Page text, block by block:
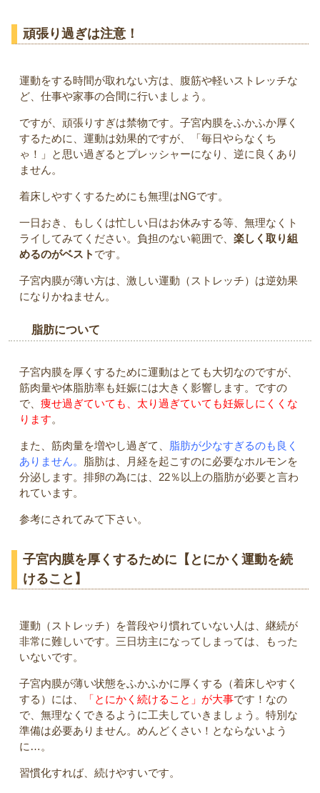
頑張り過ぎは注意！
運動をする時間が取れない方は、腹筋や軽いストレッチな
ど、仕事や家事の合間に行いましょう。
ですが、頑張りすぎは禁物です。子宮内膜をふかふか厚く
するために、運動は効果的ですが、「毎日やらなくち
ゃ！」と思い過ぎるとプレッシャーになり、逆に良くあり
ません。
着床しやすくするためにも無理はNGです。
一日おき、もしくは忙しい日はお休みする等、無理なくト
ライしてみてください。負担のない範囲で、 楽しく取り組
めるのがベスト です。
子宮内膜が薄い方は、激しい運動（ストレッチ）は逆効果
になりかねません。
脂肪について
子宮内膜を厚くするために運動はとても大切なのですが、
筋肉量や体脂肪率も妊娠には大きく影響します。ですの
で、 痩せ過ぎていても、太り過ぎていても妊娠しにくくな
ります。
また、筋肉量を増やし過ぎて、
脂肪が少なすぎるのも良く
ありません。 脂肪は、月経を起こすのに必要なホルモンを
分泌します。排卵の為には、22％以上の脂肪が必要と言わ
れています。
参考にされてみて下さい。
子宮内膜を厚くするために【とにかく運動を続
けること】
運動（ストレッチ）を普段やり慣れていない人は、継続が
非常に難しいです。三日坊主になってしまっては、もった
いないです。
子宮内膜が薄い状態をふかふかに厚くする（着床しやすく
する）には、
「とにかく続けること」が大事です！なの
で、無理なくできるように工夫していきましょう。特別な
準備は必要ありません。めんどくさい！とならないよう
に…。
習慣化すれば、続けやすいです。